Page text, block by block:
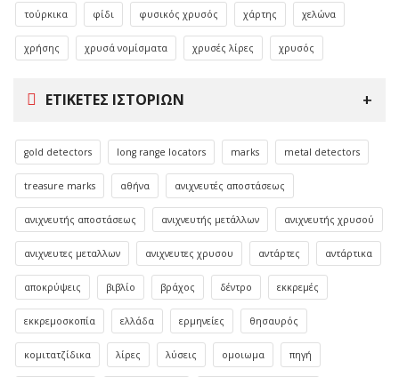
τούρκικα φίδι φυσικός χρυσός χάρτης χελώνα
χρήσης χρυσά νομίσματα χρυσές λίρες χρυσός
ΕΤΙΚΈΤΕΣ ΙΣΤΟΡΙΏΝ
gold detectors long range locators marks metal detectors
treasure marks αθήνα ανιχνευτές αποστάσεως
ανιχνευτής αποστάσεως ανιχνευτής μετάλλων ανιχνευτής χρυσού
ανιχνευτες μεταλλων ανιχνευτες χρυσου αντάρτες αντάρτικα
αποκρύψεις βιβλίο βράχος δέντρο εκκρεμές
εκκρεμοσκοπία ελλάδα ερμηνείες θησαυρός
κομιτατζίδικα λίρες λύσεις ομοιωμα πηγή